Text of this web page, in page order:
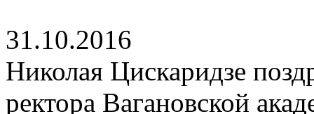
31.10.2016
Николая Цискаридзе
ректора Вагановской